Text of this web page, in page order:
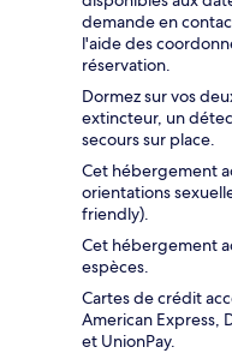
demande en
l'aide des
réservation.
Dormez sur vos
extincteur, un
secours sur place.
Cet hébergement
orientations
friendly).
Cet hébergement
espèces.
Cartes de crédit
American Express,
et UnionPay.